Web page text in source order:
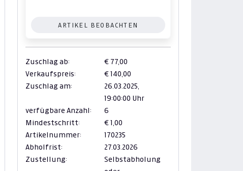
ARTIKEL BEOBACHTEN
Zuschlag ab:
€ 77,00
Verkaufspreis:
€ 140,00
Zuschlag am:
26.03.2025,
19:00:00 Uhr
verfügbare Anzahl:
6
Mindestschritt:
€ 1,00
Artikelnummer:
170235
Abholfrist:
27.03.2026
Zustellung:
Selbstabholung